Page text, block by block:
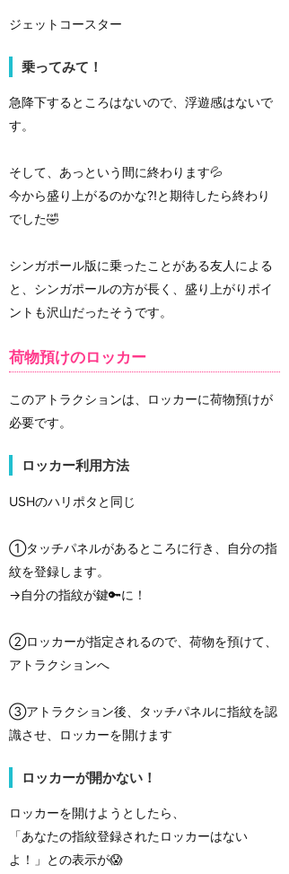
ジェットコースター
乗ってみて！
急降下するところはないので、浮遊感はないで
す。
そして、あっという間に終わります💦
今から盛り上がるのかな⁈と期待したら終わり
でした🤣
シンガポール版に乗ったことがある友人による
と、シンガポールの方が長く、盛り上がりポイ
ントも沢山だったそうです。
荷物預けのロッカー
このアトラクションは、ロッカーに荷物預けが
必要です。
ロッカー利用方法
USHのハリポタと同じ
①タッチパネルがあるところに行き、自分の指
紋を登録します。
→自分の指紋が鍵🔑に！
②ロッカーが指定されるので、荷物を預けて、
アトラクションへ
③アトラクション後、タッチパネルに指紋を認
識させ、ロッカーを開けます
ロッカーが開かない！
ロッカーを開けようとしたら、
「あなたの指紋登録されたロッカーはない
よ！」との表示が😱